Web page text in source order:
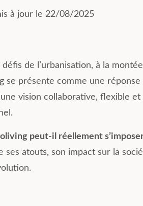
à jour le 22/08/2025
défis de l’urbanisation, à la
se présente comme une
vision collaborative, flexible
peut-il réellement
ses atouts, son impact sur la